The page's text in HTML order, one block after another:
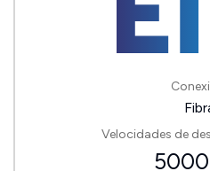
Velocidades de
5000